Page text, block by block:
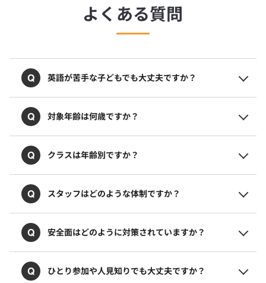
よくある質問
Q 英語が苦手な子どもでも大丈夫ですか？
Q 対象年齢は何歳ですか？
Q クラスは年齢別ですか？
Q スタッフはどのような体制ですか？
Q 安全面はどのように対策されていますか？
Q ひとり参加や人見知りでも大丈夫ですか？